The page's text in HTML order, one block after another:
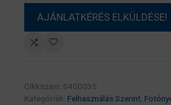
Cikkszám: S400035
Kategóriák: Felhasználás Szerint,